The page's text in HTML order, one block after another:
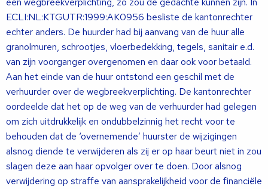
ECLI:NL:KTGUTR:1999:AK0956 besliste de kantonrechter
echter anders. De huurder had bij aanvang van de huur alle
granolmuren, schrootjes, vloerbedekking, tegels, sanitair e.d.
van zijn voorganger overgenomen en daar ook voor betaald.
Aan het einde van de huur ontstond een geschil met de
verhuurder over de wegbreekverplichting. De kantonrechter
oordeelde dat het op de weg van de verhuurder had gelegen
om zich uitdrukkelijk en ondubbelzinnig het recht voor te
behouden dat de ‘overnemende’ huurster de wijzigingen
alsnog diende te verwijderen als zij er op haar beurt niet in zou
slagen deze aan haar opvolger over te doen. Door alsnog
verwijdering op straffe van aansprakelijkheid voor de financiële